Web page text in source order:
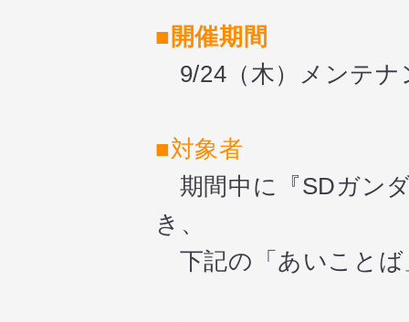
■開催期間
9/24（木）メンテナ
■対象者
期間中に『SDガン
き、
下記の「あいことば